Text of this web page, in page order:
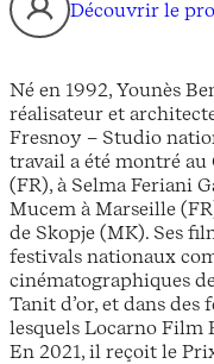
Découvrir le
Né en 1992, Younès
réalisateur et
Fresnoy – Studio
travail a été montré
(FR), à Selma Feriani
Mucem à Marseille
de Skopje (MK). Ses
festivals nationaux
cinématographiques
Tanit d’or, et dans
lesquels Locarno Film
En 2021, il reçoit le